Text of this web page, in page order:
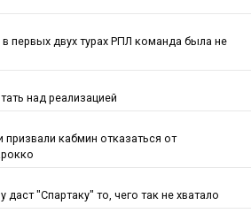
первых двух турах РПЛ команда была не
над реализацией
призвали кабмин отказаться от
"Спартаку" то, чего так не хватало